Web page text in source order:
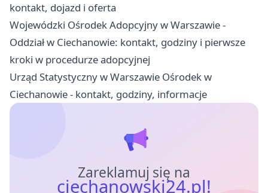
kontakt, dojazd i oferta
Wojewódzki Ośrodek Adopcyjny w Warszawie -
Oddział w Ciechanowie: kontakt, godziny i pierwsze
kroki w procedurze adopcyjnej
Urząd Statystyczny w Warszawie Ośrodek w
Ciechanowie - kontakt, godziny, informacje
Zareklamuj się na
ciechanowski24.pl!